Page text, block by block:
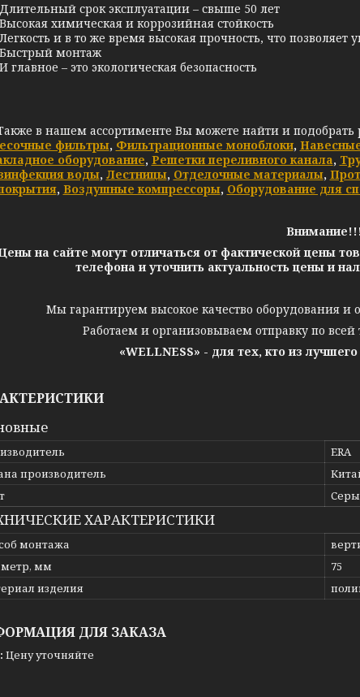
Длительный срок эксплуатации – свыше 50 лет
Высокая химическая и коррозийная стойкость
Легкость и в то же время высокая прочность, что
Быстрый монтаж
И главное – это экологическая безопасность
в нашем ассортименте Вы можете найти и подобрать
фильтры, Фильтрационные моноблоки,
оборудование, Решетки переливного канала,
воды, Лестницы, Отделочные материалы,
, Воздушные компрессоры, Оборудование для
на сайте могут отличаться от фактической цены
телефона и уточнить актуальность цены и
Мы гарантируем высокое качество оборудования и
Работаем и организовываем отправку по
«WELLNESS» - для тех, кто из
ERA
производитель
ХАРАКТЕРИСТИКИ
монтажа
мм
75
изделия
ДЛЯ ЗАКАЗА
Цену уточняйте